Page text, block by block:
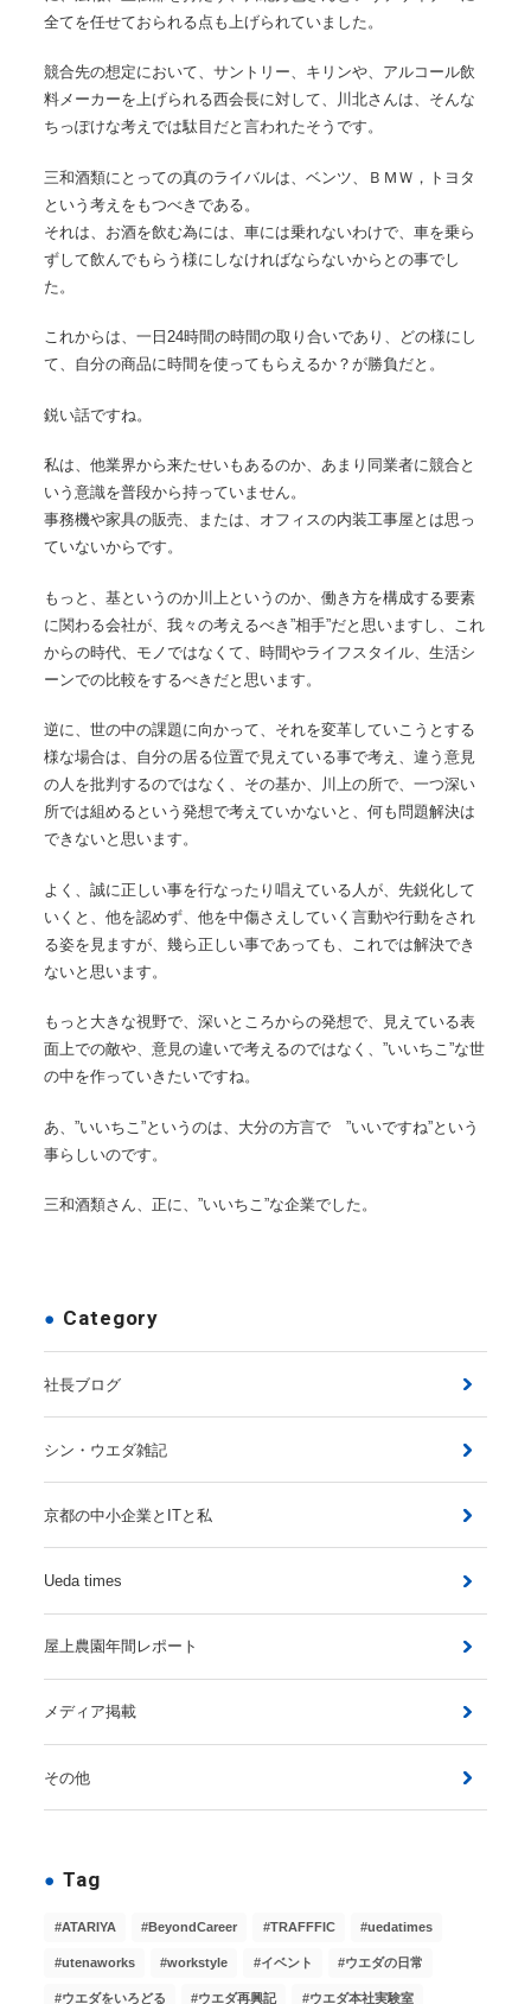
全てを任せておられる点も上げられていました。
競合先の想定において、サントリー、キリンや、アルコール飲
料メーカーを上げられる西会長に対して、川北さんは、そんな
ちっぽけな考えでは駄目だと言われたそうです。
三和酒類にとっての真のライバルは、ベンツ、ＢＭＷ，トヨタ
という考えをもつべきである。
それは、お酒を飲む為には、車には乗れないわけで、車を乗ら
ずして飲んでもらう様にしなければならないからとの事でし
た。
これからは、一日24時間の時間の取り合いであり、どの様にし
て、自分の商品に時間を使ってもらえるか？が勝負だと。
鋭い話ですね。
私は、他業界から来たせいもあるのか、あまり同業者に競合と
いう意識を普段から持っていません。
事務機や家具の販売、または、オフィスの内装工事屋とは思っ
ていないからです。
もっと、基というのか川上というのか、働き方を構成する要素
に関わる会社が、我々の考えるべき”相手”だと思いますし、これ
からの時代、モノではなくて、時間やライフスタイル、生活シ
ーンでの比較をするべきだと思います。
逆に、世の中の課題に向かって、それを変革していこうとする
様な場合は、自分の居る位置で見えている事で考え、違う意見
の人を批判するのではなく、その基か、川上の所で、一つ深い
所では組めるという発想で考えていかないと、何も問題解決は
できないと思います。
よく、誠に正しい事を行なったり唱えている人が、先鋭化して
いくと、他を認めず、他を中傷さえしていく言動や行動をされ
る姿を見ますが、幾ら正しい事であっても、これでは解決でき
ないと思います。
もっと大きな視野で、深いところからの発想で、見えている表
面上での敵や、意見の違いで考えるのではなく、”いいちこ”な世
の中を作っていきたいですね。
あ、”いいちこ”というのは、大分の方言で ”いいですね”という
事らしいのです。
三和酒類さん、正に、”いいちこ”な企業でした。
Category
社長ブログ
シン・ウエダ雑記
京都の中小企業とITと私
Ueda times
屋上農園年間レポート
メディア掲載
その他
Tag
ATARIYA BeyondCareer TRAFFFIC uedatimes
utenaworks workstyle イベント ウエダの日常
ウエダをいろどる ウエダ再興記 ウエダ本社実験室